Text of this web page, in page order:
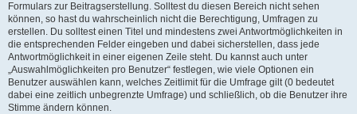
Formulars zur Beitragserstellung. Solltest du diesen Bereich nicht sehen
können, so hast du wahrscheinlich nicht die Berechtigung, Umfragen zu
erstellen. Du solltest einen Titel und mindestens zwei Antwortmöglichkeiten in
die entsprechenden Felder eingeben und dabei sicherstellen, dass jede
Antwortmöglichkeit in einer eigenen Zeile steht. Du kannst auch unter
„Auswahlmöglichkeiten pro Benutzer“ festlegen, wie viele Optionen ein
Benutzer auswählen kann, welches Zeitlimit für die Umfrage gilt (0 bedeutet
dabei eine zeitlich unbegrenzte Umfrage) und schließlich, ob die Benutzer ihre
Stimme ändern können.